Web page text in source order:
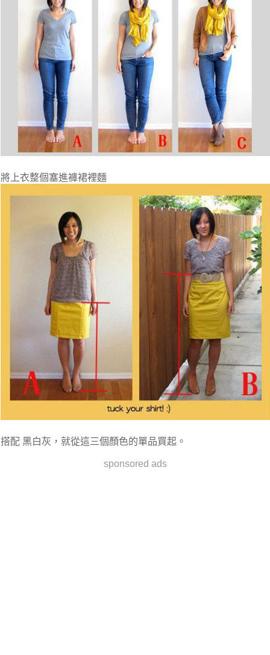
將上衣整個塞進褲裙裡麵
搭配 黑白灰，就從這三個顏色的單品買起。
sponsored ads